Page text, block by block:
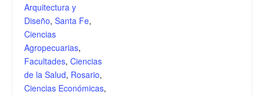
Arquitectura y
Diseño, Santa Fe,
Ciencias
Agropecuarias,
Facultades, Ciencias
de la Salud, Rosario,
Ciencias Económicas,